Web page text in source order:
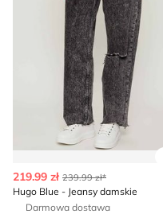
219.99 zł 239.99 zł*
Hugo Blue - Jeansy damskie
Darmowa dostawa